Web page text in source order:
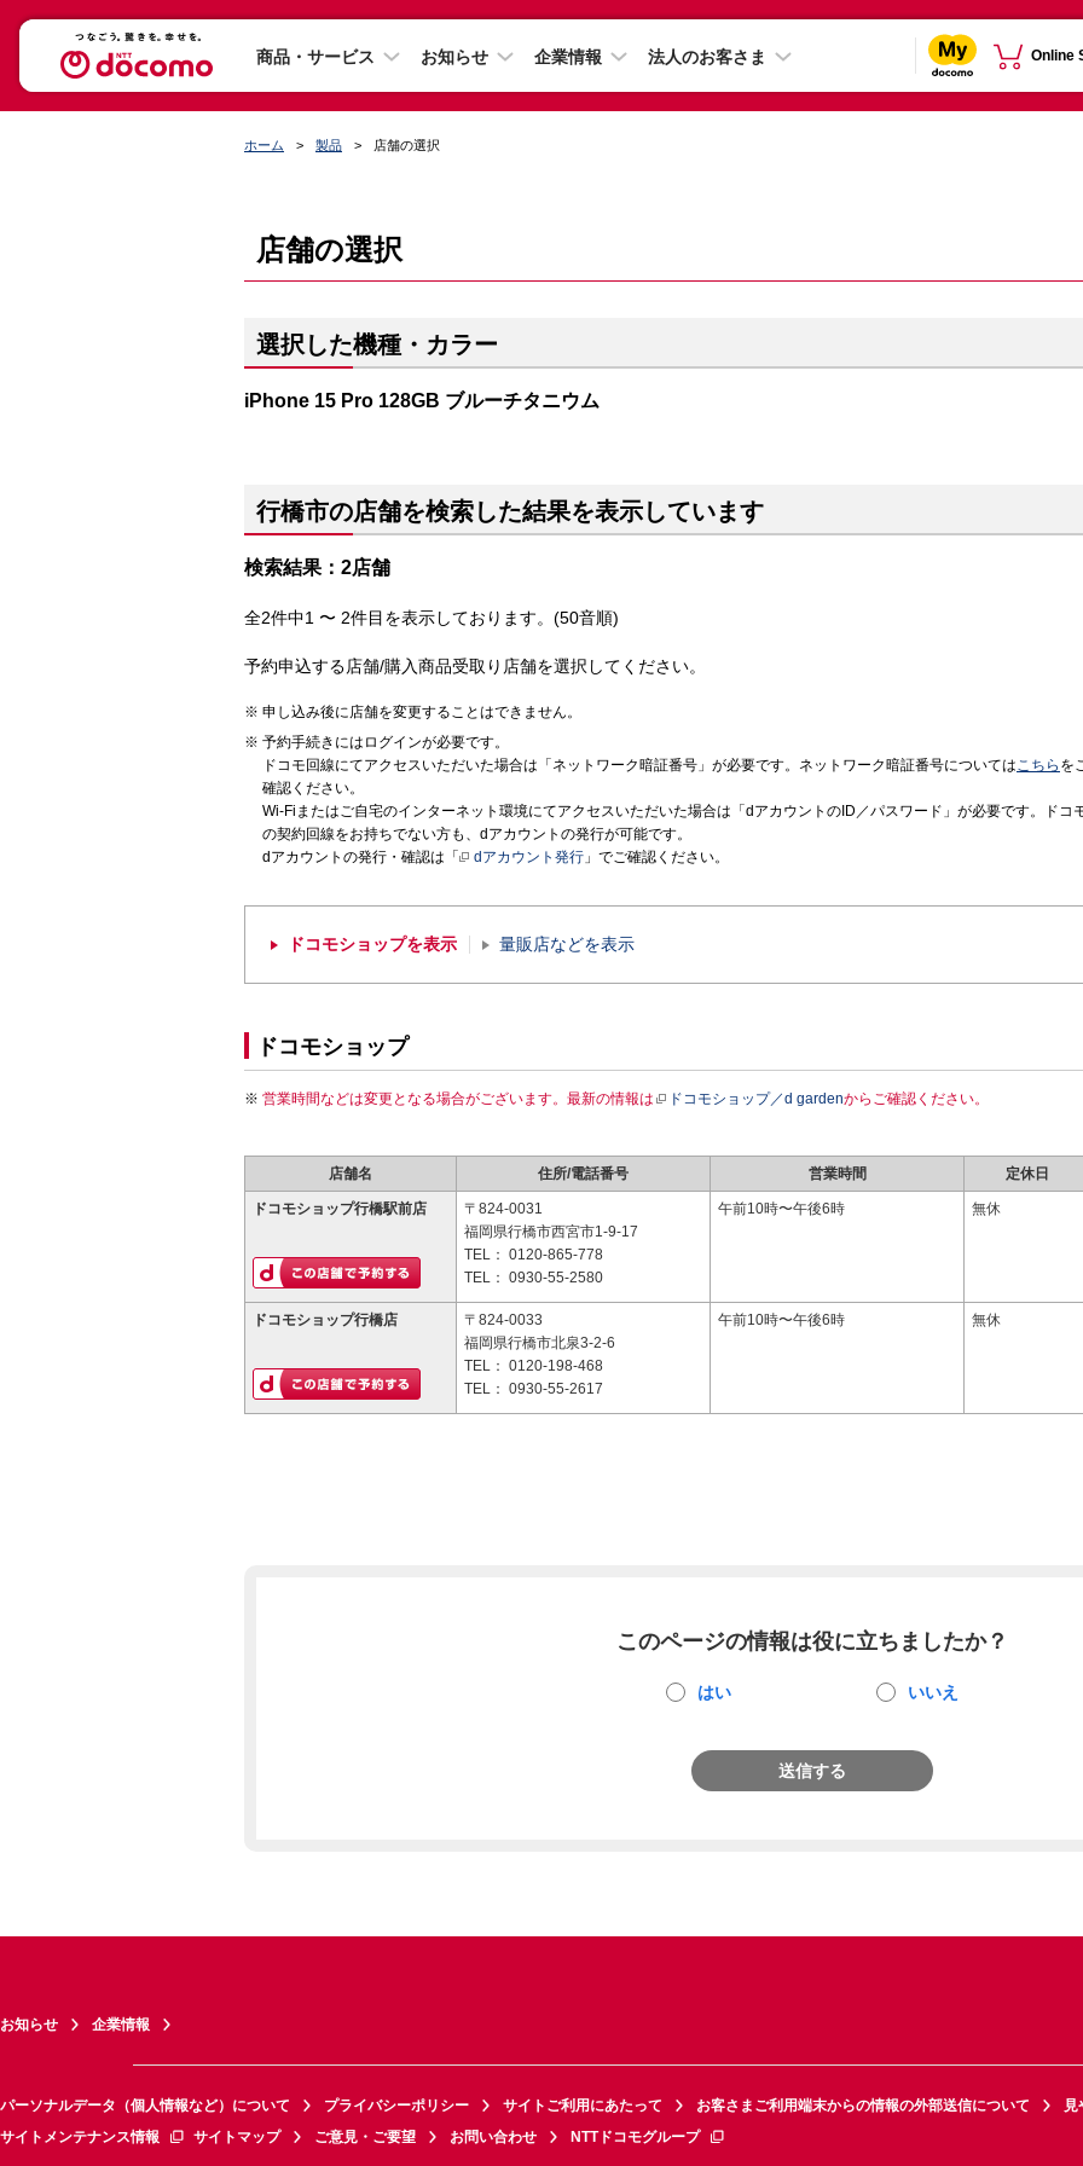
商品・サービス お知らせ 企業情報 法人のお客さま Online
ホーム 製品 店舗の選択
店舗の選択
選択した機種・カラー
iPhone 15 Pro 128GB ブルーチタニウム
行橋市の店舗を検索した結果を表示しています
検索結果：2店舗
全2件中1 〜 2件目を表示しております。(50音順)
予約申込する店舗/購入商品受取り店舗を選択してください。
申し込み後に店舗を変更することはできません。
予約手続きにはログインが必要です。
ドコモ回線にてアクセスいただいた場合は「ネットワーク暗証番号」が必要です。ネットワーク暗証番号についてはこちら を
確認ください。
Wi-Fiまたはご自宅のインターネット環境にてアクセスいただいた場合は「dアカウントのID／パスワード」が必要です。ドコ
の契約回線をお持ちでない方も、dアカウントの発行が可能です。
dアカウントの発行・確認は「
dアカウント発行 」でご確認ください。
ドコモショップを表示 量販店などを表示
ドコモショップ
営業時間などは変更となる場合がございます。最新の情報は ドコモショップ／d gardenからご確認ください。
店舗名 住所/電話番号 営業時間 定休日
ドコモショップ行橋駅前店
〒824-0031
福岡県行橋市西宮市1-9-17
TEL： 0120-865-778
TEL： 0930-55-2580
午前10時〜午後6時 無休
ドコモショップ行橋店
〒824-0033
福岡県行橋市北泉3-2-6
TEL： 0120-198-468
TEL： 0930-55-2617
午前10時〜午後6時 無休
このページの情報は役に立ちましたか？
はい いいえ
送信する
お知らせ 企業情報
パーソナルデータ（個人情報など）について プライバシーポリシー サイトご利用にあたって お客さまご利用端末からの情報の外部送信について
見
サイトメンテナンス情報
サイトマップ ご意見・ご要望 お問い合わせ NTTドコモグループ